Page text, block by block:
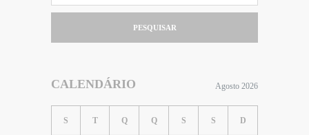
PESQUISAR
CALENDÁRIO Agosto 2026
S T Q Q S S D